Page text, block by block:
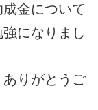
成金について
になりまし
ありがとうご